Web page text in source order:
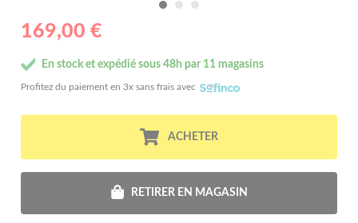
169,00 €
En stock et expédié sous 48h par 11 magasins
Profitez du paiement en 3x sans frais avec
ACHETER
RETIRER EN MAGASIN